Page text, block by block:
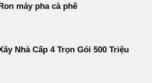
Ron máy pha cà phê
Nhà Cấp 4 Trọn Gói 500 Triệu